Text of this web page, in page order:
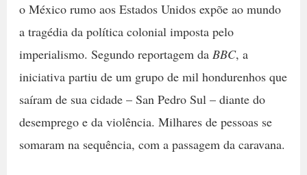
o México rumo aos Estados Unidos expõe ao mundo
a tragédia da política colonial imposta pelo
imperialismo. Segundo reportagem da BBC, a
iniciativa partiu de um grupo de mil hondurenhos que
saíram de sua cidade – San Pedro Sul – diante do
desemprego e da violência. Milhares de pessoas se
somaram na sequência, com a passagem da caravana.